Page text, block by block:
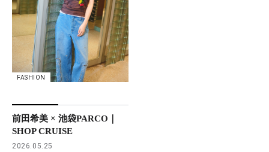
FASHION
前田希美 × 池袋PARCO｜
SHOP CRUISE
2026.05.25